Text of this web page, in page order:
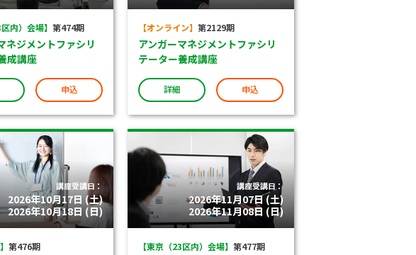
内）会場】 第474期
ネジメントファシリ
成講座
申込
【オンライン】 第2129期
アンガーマネジメントファシリ
テーター養成講座
詳細 申込
講座受講日：
2026年10月17日 (土)
2026年10月18日 (日)
第476期
講座受講日：
2026年11月07日 (土)
2026年11月08日 (日)
【東京（23区内）会場】 第477期